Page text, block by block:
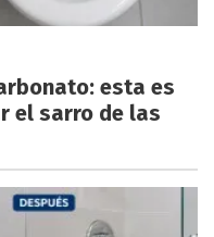
esta es
el sarro de las